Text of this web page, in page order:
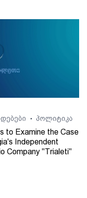
• პოლიტიკა
to Examine the Case
Independent
Company "Trialeti"